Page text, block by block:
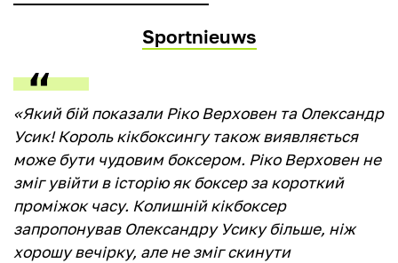
Sportnieuws
«Який бій показали Ріко Верховен та Олександр
Усик! Король кікбоксингу також виявляється
може бути чудовим боксером. Ріко Верховен не
зміг увійти в історію як боксер за короткий
проміжок часу. Колишній кікбоксер
запропонував Олександру Усику більше, ніж
хорошу вечірку, але не зміг скинути